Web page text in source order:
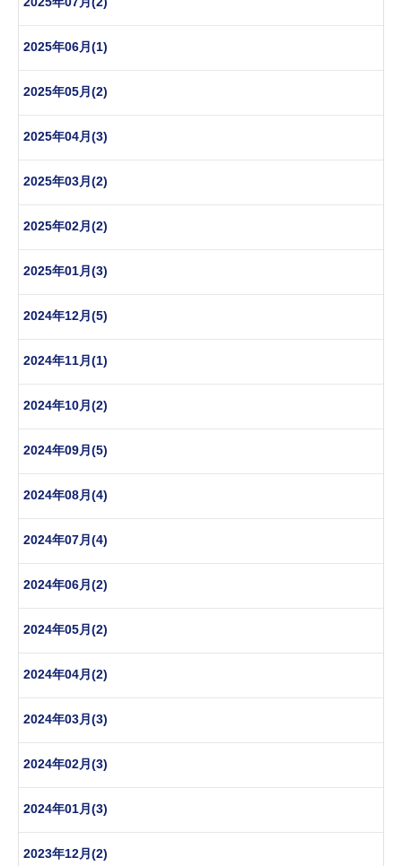
2025年06月(1)
2025年05月(2)
2025年04月(3)
2025年03月(2)
2025年02月(2)
2025年01月(3)
2024年12月(5)
2024年11月(1)
2024年10月(2)
2024年09月(5)
2024年08月(4)
2024年07月(4)
2024年06月(2)
2024年05月(2)
2024年04月(2)
2024年03月(3)
2024年02月(3)
2024年01月(3)
2023年12月(2)